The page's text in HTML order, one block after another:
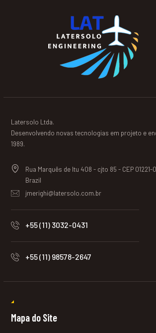
Latersolo Ltda.
Desenvolvendo novas tecnologias em projeto e
1989.
Rua Marquês de Itu 408 - cjto 85 - CEP 01221-
Brazil
jmerighi@latersolo.com.br
+55 (11) 3032-0431
+55 (11) 98578-2647
Mapa do Site